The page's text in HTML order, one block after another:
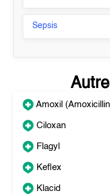
Sepsis
Amoxil
Ciloxan
Flagyl
Keflex
Klacid